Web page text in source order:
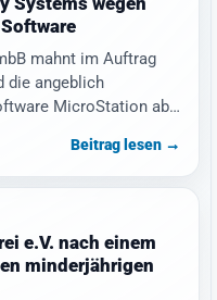
mahnt im Auftrag
die angeblich
MicroStation ab.
Beitrag lesen →
e.V. nach einem
minderjährigen